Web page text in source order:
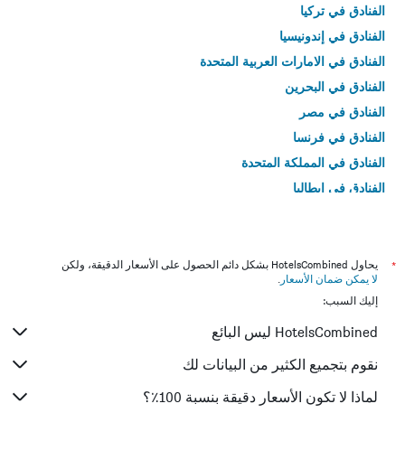
الفنادق في تركيا
الفنادق في إندونيسيا
الفنادق في الامارات العربية المتحدة
الفنادق في البحرين
الفنادق في مصر
الفنادق في فرنسا
الفنادق في المملكة المتحدة
الفنادق في إيطاليا
*
يحاول HotelsCombined بشكل دائم الحصول على الأسعار الدقيقة، ولكن
لا يمكن ضمان الأسعار .
إليك السبب:
HotelsCombined ليس البائع
نقوم بتجميع الكثير من البيانات لك
لماذا لا تكون الأسعار دقيقة بنسبة 100٪؟